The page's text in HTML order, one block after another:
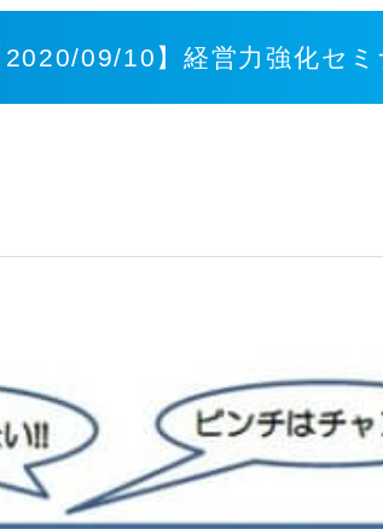
2020/09/10】経営力強化セミ